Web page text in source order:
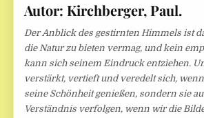
Autor: Kirchberger, Paul.
Der Anblick des gestirnten Himmels ist
die Natur zu bieten vermag, und kein
kann sich seinem Eindruck entziehen.
verstärkt, vertieft und veredelt sich,
seine Schönheit genießen, sondern sie
Verständnis verfolgen, wenn wir die